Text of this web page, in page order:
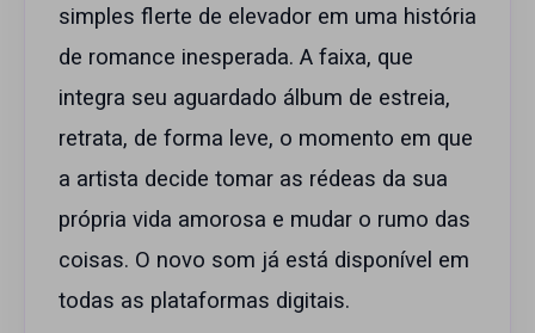
simples flerte de elevador em uma história
de romance inesperada. A faixa, que
integra seu aguardado álbum de estreia,
retrata, de forma leve, o momento em que
a artista decide tomar as rédeas da sua
própria vida amorosa e mudar o rumo das
coisas. O novo som já está disponível em
todas as plataformas digitais.